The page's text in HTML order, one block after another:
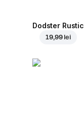
Dodster Rustic
19,99 lei